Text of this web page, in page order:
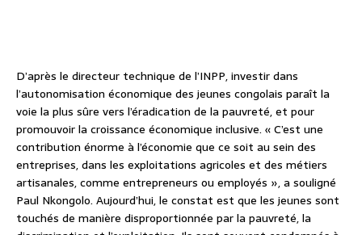
D’après le directeur technique de l’INPP, investir dans
l’autonomisation économique des jeunes congolais paraît la
voie la plus sûre vers l’éradication de la pauvreté, et pour
promouvoir la croissance économique inclusive. « C’est une
contribution énorme à l’économie que ce soit au sein des
entreprises, dans les exploitations agricoles et des métiers
artisanales, comme entrepreneurs ou employés », a souligné
Paul Nkongolo. Aujourd’hui, le constat est que les jeunes sont
touchés de manière disproportionnée par la pauvreté, la